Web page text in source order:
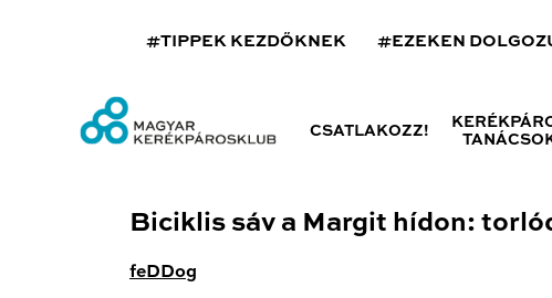
#TIPPEK KEZDŐKNEK #EZEKEN
CSATLAKOZZ!
Biciklis sáv a Margit hídon:
feDDog